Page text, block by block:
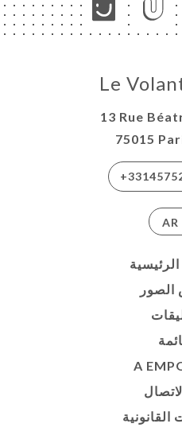
Le
13 Rue
75015
AR
A
القانونية